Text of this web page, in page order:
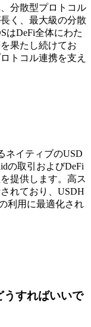
分散型プロトコル
く、最大級の分散
はDeFi全体にわた
果たし続けてお
トコル連携を支え
ネイティブのUSD
の取引およびDeFi
提供します。高ス
れており、USDH
利用に最適化され
うすればいいで